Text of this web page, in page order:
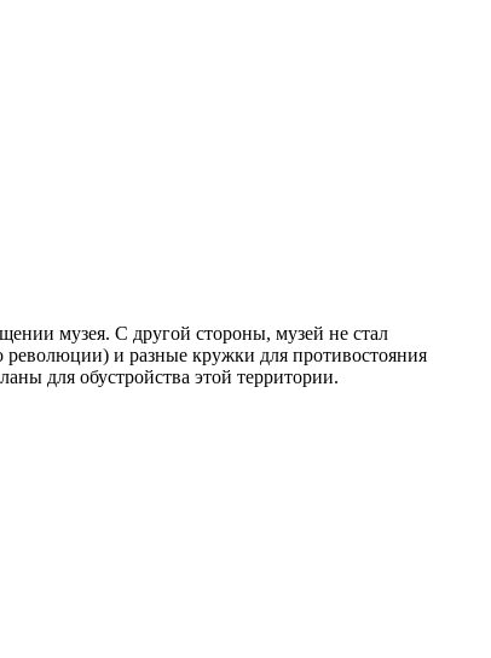
музея. С другой стороны, музей не стал
и разные кружки для противостояния
для обустройства этой территории.